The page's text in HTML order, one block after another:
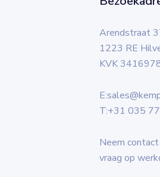
Arendstraat
1223 RE
KVK
E:
T:+31 035
Neem
vraag op